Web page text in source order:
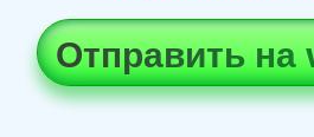
Отправить на